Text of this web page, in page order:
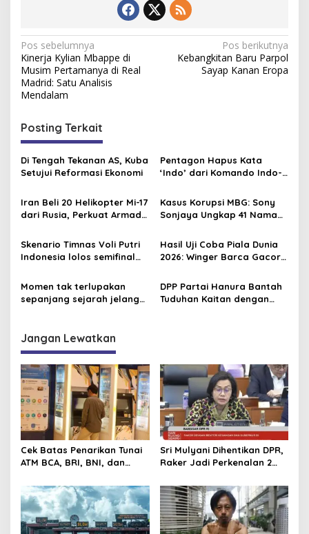
N
a
v
i
g
a
s
i
p
o
s
Pos sebelumnya
Kinerja Kylian Mbappe di
Musim Pertamanya di Real
Madrid: Satu Analisis
Mendalam
Pos berikutnya
Kebangkitan Baru Parpol
Sayap Kanan Eropa
Posting Terkait
Di Tengah Tekanan AS, Kuba
Setujui Reformasi Ekonomi
Pentagon Hapus Kata
‘Indo’ dari Komando Indo-
Iran Beli 20 Helikopter Mi-17
dari Rusia, Perkuat Armada
Barat
Kasus Korupsi MBG: Sony
Sonjaya Ungkap 41 Nama
Titik Dapur SPPG
Skenario Timnas Voli Putri
Indonesia lolos semifinal
Tisya Cs butuh mukjizat
Hasil Uji Coba Piala Dunia
2026: Winger Barca Gacor,
Momen tak terlupakan
sepanjang sejarah jelang
kartu merah
DPP Partai Hanura Bantah
Tuduhan Kaitan dengan
Jangan Lewatkan
Cek Batas Penarikan Tunai
ATM BCA, BRI, BNI, dan
Sri Mulyani Dihentikan DPR,
Raker Jadi Perkenalan 2